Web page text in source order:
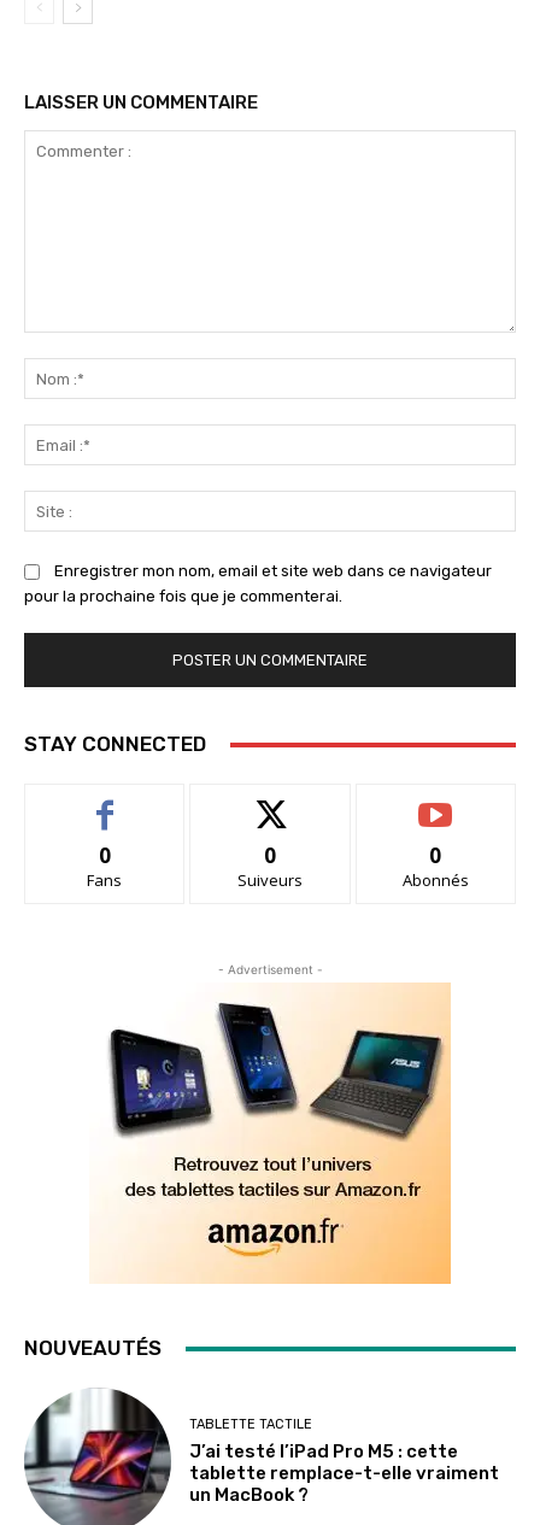
LAISSER UN COMMENTAIRE
:*
:*
:
Enregistrer mon nom, email et site web dans ce navigateur
pour la prochaine fois que je commenterai.
STAY CONNECTED
0
Fans
0
Suiveurs
0
Abonnés
- Advertisement -
NOUVEAUTÉS
TABLETTE TACTILE
J’ai testé l’iPad Pro M5 : cette
tablette remplace-t-elle vraiment
un MacBook ?